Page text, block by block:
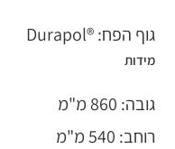
גוף הפח: ®Durapol
מידות
גובה: 860 מ"מ
רוחב: 540 מ"מ